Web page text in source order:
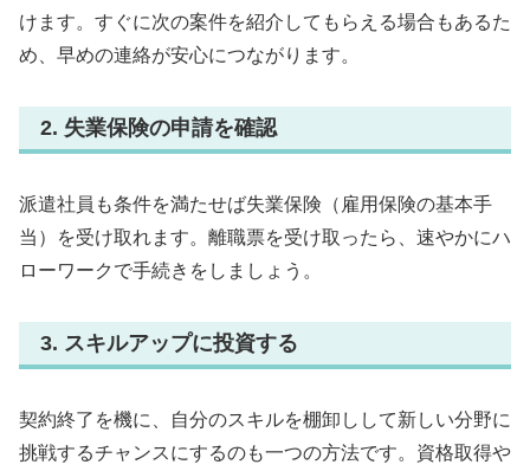
けます。すぐに次の案件を紹介してもらえる場合もあるた
め、早めの連絡が安心につながります。
2. 失業保険の申請を確認
派遣社員も条件を満たせば失業保険（雇用保険の基本手
当）を受け取れます。離職票を受け取ったら、速やかにハ
ローワークで手続きをしましょう。
3. スキルアップに投資する
契約終了を機に、自分のスキルを棚卸しして新しい分野に
挑戦するチャンスにするのも一つの方法です。資格取得や